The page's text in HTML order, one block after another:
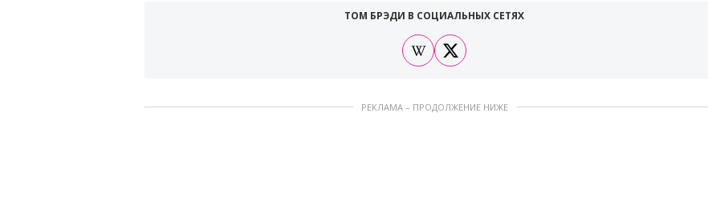
ТОМ БРЭДИ В СОЦИАЛЬНЫХ СЕТЯХ
РЕКЛАМА – ПРОДОЛЖЕНИЕ НИЖЕ